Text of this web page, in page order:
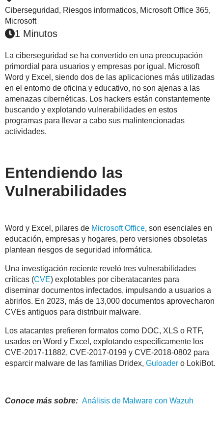
Ciberseguridad, Riesgos informaticos, Microsoft Office 365,
Microsoft
1 Minutos
La ciberseguridad se ha convertido en una preocupación
primordial para usuarios y empresas por igual. Microsoft
Word y Excel, siendo dos de las aplicaciones más utilizadas
en el entorno de oficina y educativo, no son ajenas a las
amenazas cibernéticas. Los hackers están constantemente
buscando y explotando vulnerabilidades en estos
programas para llevar a cabo sus malintencionadas
actividades.
Entendiendo las
Vulnerabilidades
Word y Excel, pilares de Microsoft Office, son esenciales en
educación, empresas y hogares, pero versiones obsoletas
plantean riesgos de seguridad informática.
Una investigación reciente reveló tres vulnerabilidades
críticas (CVE) explotables por ciberatacantes para
diseminar documentos infectados, impulsando a usuarios a
abrirlos. En 2023, más de 13,000 documentos aprovecharon
CVEs antiguos para distribuir malware.
Los atacantes prefieren formatos como DOC, XLS o RTF,
usados en Word y Excel, explotando específicamente los
CVE-2017-11882, CVE-2017-0199 y CVE-2018-0802 para
esparcir malware de las familias Dridex, Guloader o LokiBot.
Conoce más sobre: Análisis de Malware con Wazuh